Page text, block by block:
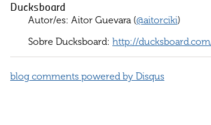
Ducksboard
Autor/es: Aitor Guevara (@aitorciki)
Sobre Ducksboard: http://
blog comments powered by Disqus